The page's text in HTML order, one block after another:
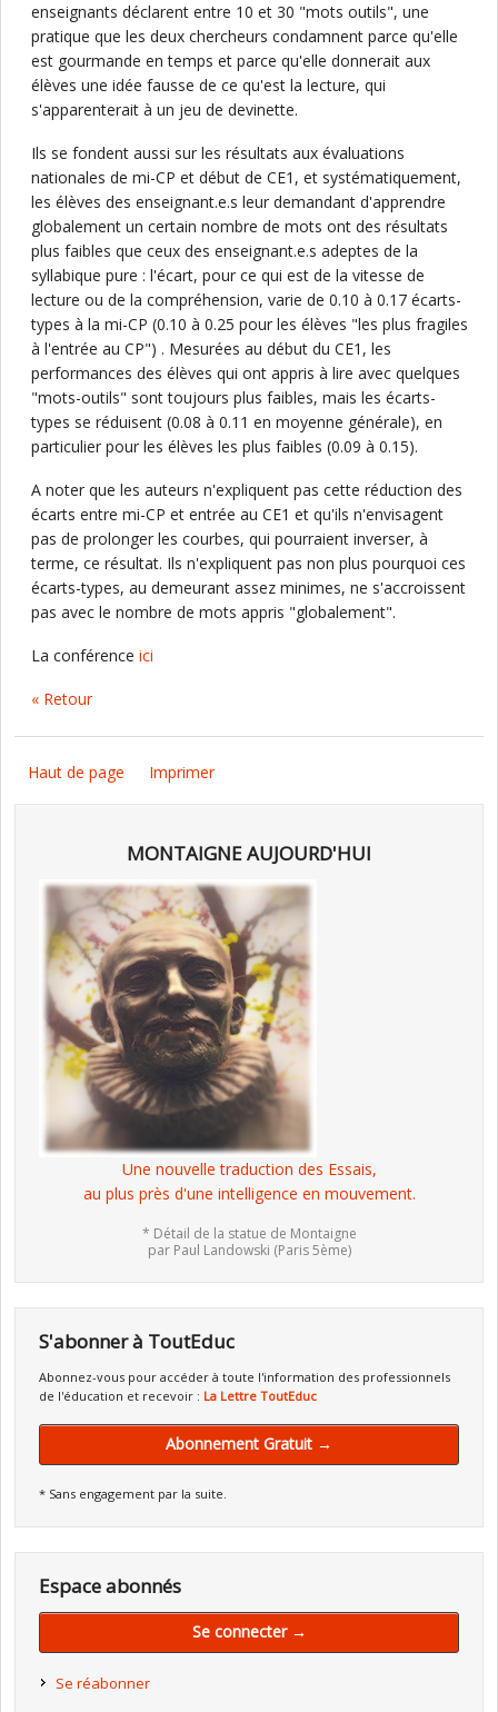
enseignants déclarent entre 10 et 30 "mots outils", une
pratique que les deux chercheurs condamnent parce qu'elle
est gourmande en temps et parce qu'elle donnerait aux
élèves une idée fausse de ce qu'est la lecture, qui
s'apparenterait à un jeu de devinette.
Ils se fondent aussi sur les résultats aux évaluations
nationales de mi-CP et début de CE1, et systématiquement,
les élèves des enseignant.e.s leur demandant d'apprendre
globalement un certain nombre de mots ont des résultats
plus faibles que ceux des enseignant.e.s adeptes de la
syllabique pure : l'écart, pour ce qui est de la vitesse de
lecture ou de la compréhension, varie de 0.10 à 0.17 écarts-
types à la mi-CP (0.10 à 0.25 pour les élèves "les plus fragiles
à l'entrée au CP") . Mesurées au début du CE1, les
performances des élèves qui ont appris à lire avec quelques
"mots-outils" sont toujours plus faibles, mais les écarts-
types se réduisent (0.08 à 0.11 en moyenne générale), en
particulier pour les élèves les plus faibles (0.09 à 0.15).
A noter que les auteurs n'expliquent pas cette réduction des
écarts entre mi-CP et entrée au CE1 et qu'ils n'envisagent
pas de prolonger les courbes, qui pourraient inverser, à
terme, ce résultat. Ils n'expliquent pas non plus pourquoi ces
écarts-types, au demeurant assez minimes, ne s'accroissent
pas avec le nombre de mots appris "globalement".
La conférence ici
« Retour
Haut de page Imprimer
MONTAIGNE AUJOURD'HUI
Une nouvelle traduction des Essais,
au plus près d'une intelligence en mouvement.
* Détail de la statue de Montaigne
par Paul Landowski (Paris 5ème)
S'abonner à ToutEduc
Abonnez-vous pour accéder à toute l'information des professionnels
de l'éducation et recevoir : La Lettre ToutEduc
Abonnement Gratuit →
* Sans engagement par la suite.
Espace abonnés
Se connecter →
Se réabonner